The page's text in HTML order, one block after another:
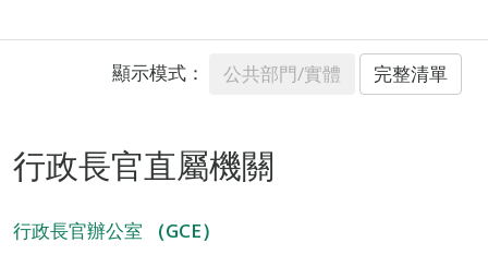
顯示模式： 公共部門/實體 完整清單
行政長官直屬機關
行政長官辦公室 （GCE）